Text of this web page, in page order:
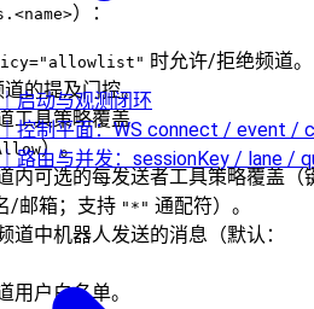
启动与观测闭环
控制平面：WS connect / event /
路由与并发：sessionKey / lane /
）：
时允许/拒绝频道。
道的提及门控。
工具策略覆盖
）。
内可选的每发送者工具策略覆盖（
/邮箱；支持 "*" 通配符）。
道中机器人发送的消息（默认：
用户白名单。